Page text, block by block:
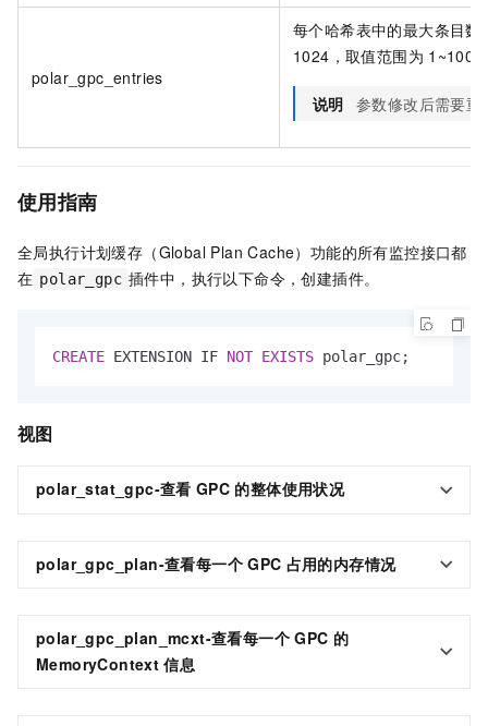
polar_gpc_entries
每个哈希表中的最大条目数
1024，取值范围为
说明 参数修改后需要重
使用指南
全局执行计划缓存（Global Plan Cache）功能的所有监控接口都
在 polar_gpc 插件中，执行以下命令，创建插件。
CREATE EXTENSION IF NOT EXISTS polar_gpc;
视图
polar_stat_gpc-查看 GPC 的整体使用状况
polar_gpc_plan-查看每一个 GPC 占用的内存情况
polar_gpc_plan_mcxt-查看每一个 GPC 的
MemoryContext 信息